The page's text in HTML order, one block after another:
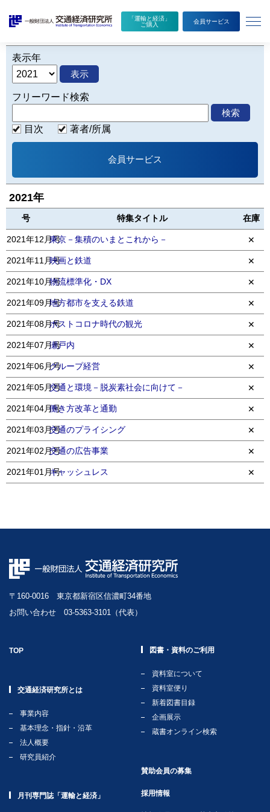
ニ
ュ
を
「運輸と経済」
ご購入
会員サービス
表示年
表示
フリーワード検索
検索
目次
著者/所属
会員サービス
2021年
号 特集タイトル 在庫
2021年12月号東京－集積のいまとこれから－ ✕
2021年11月号映画と鉄道 ✕
2021年10月号物流標準化・DX ✕
2021年09月号地方都市を支える鉄道 ✕
2021年08月号ポストコロナ時代の観光 ✕
2021年07月号瀬戸内 ✕
2021年06月号グループ経営 ✕
2021年05月号交通と環境－脱炭素社会に向けて－ ✕
2021年04月号働き方改革と通勤 ✕
2021年03月号交通のプライシング ✕
2021年02月号交通の広告事業 ✕
2021年01月号キャッシュレス ✕
〒160-0016 東京都新宿区信濃町34番地
お問い合わせ 03-5363-3101（代表）
TOP
交通経済研究所とは
事業内容
基本理念・指針・沿革
法人概要
研究員紹介
月刊専門誌「運輸と経済」
図書・資料のご利用
資料室について
資料室便り
新着図書目録
企画展示
蔵書オンライン検索
賛助会員の募集
採用情報